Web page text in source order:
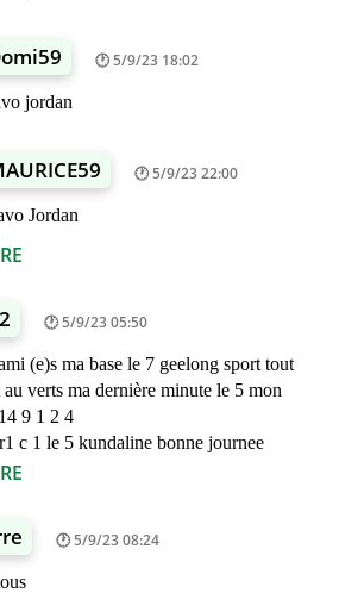
5/9/23 18:02
jordan
5/9/23 22:00
Jordan
5/9/23 05:50
(e)s ma base le 7 geelong sport tout
verts ma dernière minute le 5 mon
9 1 2 4
c 1 le 5 kundaline bonne journee
5/9/23 08:24